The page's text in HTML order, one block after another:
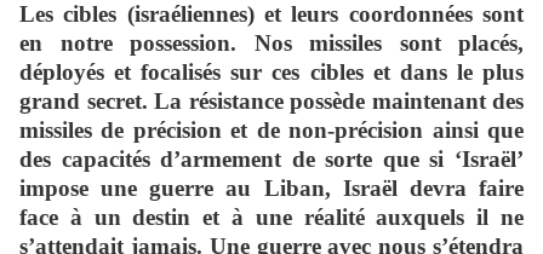
Les cibles (israéliennes) et leurs coordonnées sont
en notre possession. Nos missiles sont placés,
déployés et focalisés sur ces cibles et dans le plus
grand secret. La résistance possède maintenant des
missiles de précision et de non-précision ainsi que
des capacités d’armement de sorte que si ‘Israël’
impose une guerre au Liban, Israël devra faire
face à un destin et à une réalité auxquels il ne
s’attendait jamais. Une guerre avec nous s’étendra